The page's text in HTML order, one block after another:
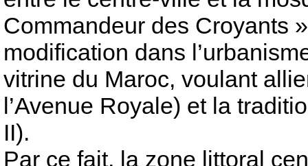
Commandeur des Croyants
modification dans
vitrine du Maroc, voulant
l’Avenue Royale) et la
II).
Par ce fait, la zone littoral